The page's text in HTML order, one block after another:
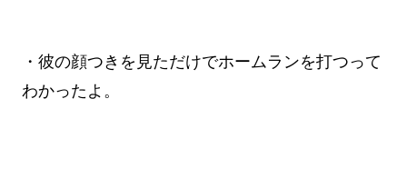
・彼の顔つきを見ただけでホームランを打つって
わかったよ。